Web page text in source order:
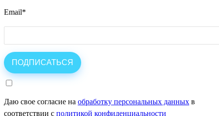
Email*
Даю свое согласие на обработку персональных данных в
соответствии с политикой конфиденциальности